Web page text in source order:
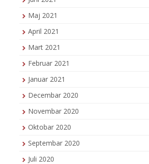
Maj 2021
April 2021
Mart 2021
Februar 2021
Januar 2021
Decembar 2020
Novembar 2020
Oktobar 2020
Septembar 2020
Juli 2020